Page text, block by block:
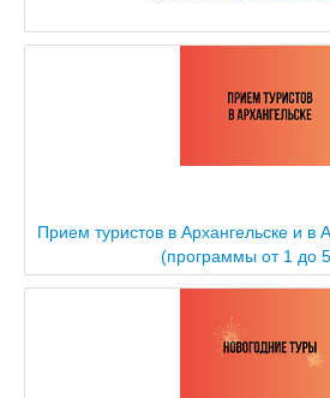
Прием туристов в Архангельске и в
(программы от 1 до